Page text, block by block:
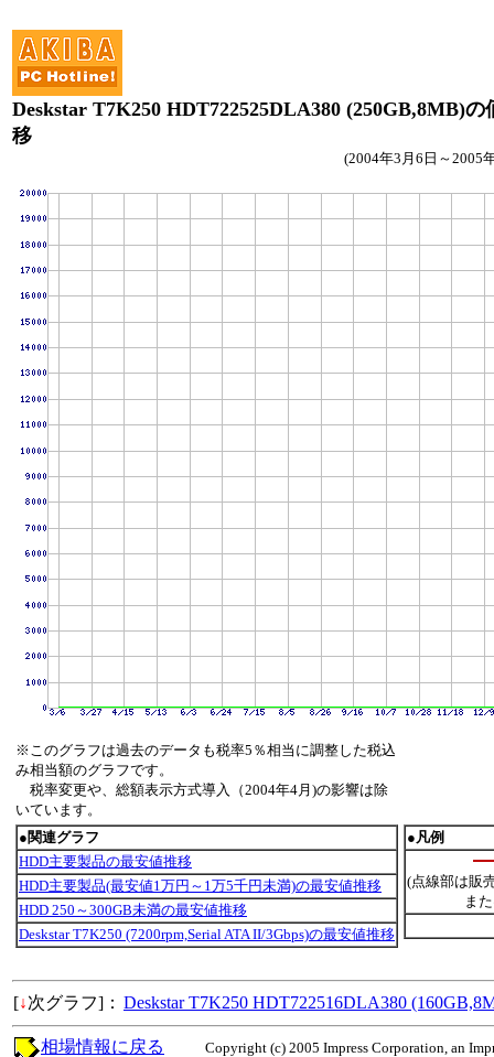
Deskstar T7K250 HDT722525DLA380 (250GB,8MB)の
移
(2004年3月6日～2005
※このグラフは過去のデータも税率5％相当に調整した税込
み相当額のグラフです。
税率変更や、総額表示方式導入（2004年4月)の影響は除
いています。
●関連グラフ
HDD主要製品の最安値推移
HDD主要製品(最安値1万円～1万5千円未満)の最安値推移
HDD 250～300GB未満の最安値推移
Deskstar T7K250 (7200rpm,Serial ATA II/3Gbps)の最安値推移
●凡例
(点線部は販
ま
[↓次グラフ]： Deskstar T7K250 HDT722516DLA380
Copyright (c) 2005 Impress Corporation, an
相場情報に戻る